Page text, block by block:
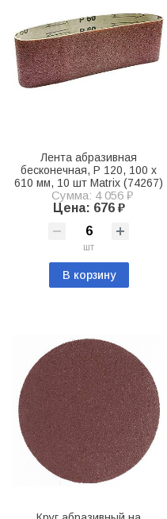
Лента абразивная
бесконечная, P 120, 100 х
610 мм, 10 шт Matrix (74267)
Сумма: 4 056 ₽
Цена: 676 ₽
шт
В корзину